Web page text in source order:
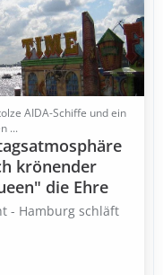
AIDA-Schiffe und ein
...
krönender
die Ehre
- Hamburg schläft